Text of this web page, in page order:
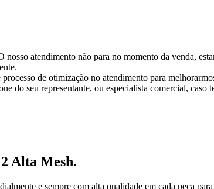
atendimento não para no momento da venda,
de otimização no atendimento para
do seu representante, ou especialista comercial, caso
Alta Mesh.
e sempre com alta qualidade em cada peça